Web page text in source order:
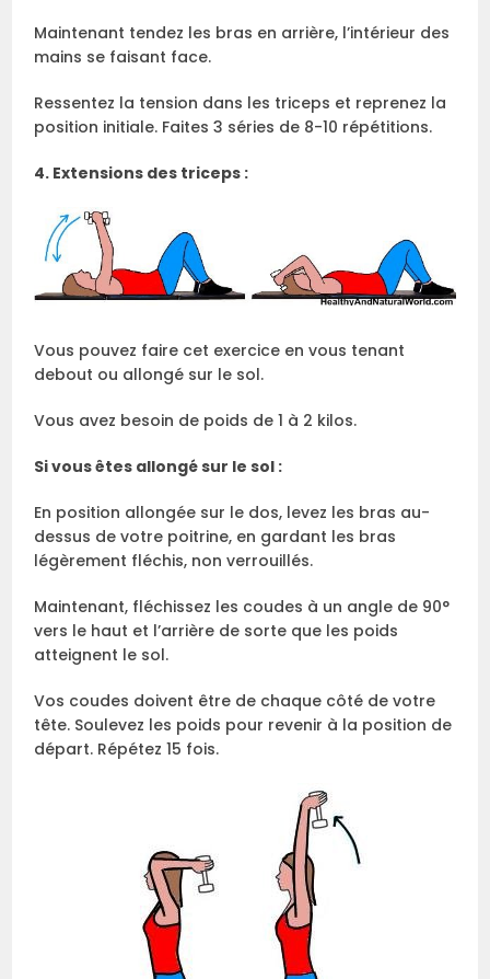
Maintenant tendez les bras en arrière, l’intérieur des
mains se faisant face.
Ressentez la tension dans les triceps et reprenez la
position initiale. Faites 3 séries de 8-10 répétitions.
4. Extensions des triceps :
Vous pouvez faire cet exercice en vous tenant
debout ou allongé sur le sol.
Vous avez besoin de poids de 1 à 2 kilos.
Si vous êtes allongé sur le sol :
En position allongée sur le dos, levez les bras au-
dessus de votre poitrine, en gardant les bras
légèrement fléchis, non verrouillés.
Maintenant, fléchissez les coudes à un angle de 90°
vers le haut et l’arrière de sorte que les poids
atteignent le sol.
Vos coudes doivent être de chaque côté de votre
tête. Soulevez les poids pour revenir à la position de
départ. Répétez 15 fois.